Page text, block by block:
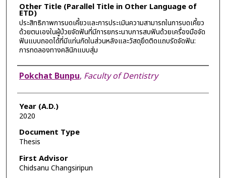
Other Title (Parallel Title in Other Language of
ETD)
ประสิทธิภาพการบดเคี้ยวและการประเมินความสามารถในการบดเคี้ยว
ด้วยตนเองในผู้ป่วยจัดฟันที่มีการยกระนาบการสบฟันด้วยเครื่องมือจัด
ฟันแบบถอดได้ที่มีแท่นกัดในส่วนหลังและวัสดุยึดติดแถบรัดจัดฟัน:
การทดลองทางคลินิกแบบสุ่ม
Author
Pokchat Bunpu, Faculty of Dentistry
Year (A.D.)
2020
Document Type
Thesis
First Advisor
Chidsanu Changsiripun